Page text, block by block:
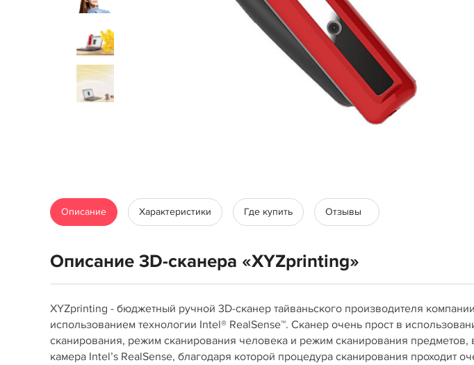
Описание Характеристики Где купить Отзывы
Описание 3D-сканера «XYZprinting»
XYZprinting - бюджетный ручной 3D-сканер тайваньского производителя
использованием технологии Intel® RealSense™. Сканер очень прост в
сканирования, режим сканирования человека и режим сканирования предметов,
камера Intel’s RealSense, благодаря которой процедура сканирования проходит